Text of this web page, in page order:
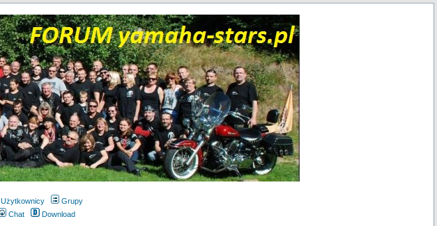
Użytkownicy
Grupy
Chat Download